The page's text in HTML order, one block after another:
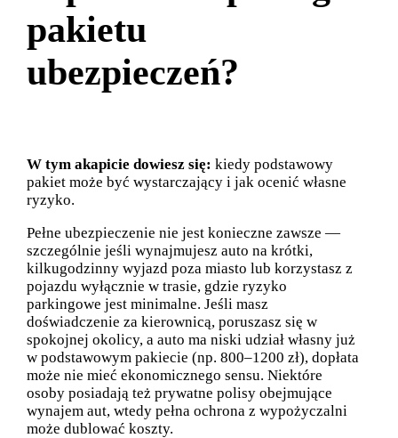
pakietu
ubezpieczeń?
W tym akapicie dowiesz się: kiedy podstawowy
pakiet może być wystarczający i jak ocenić własne
ryzyko.
Pełne ubezpieczenie nie jest konieczne zawsze —
szczególnie jeśli wynajmujesz auto na krótki,
kilkugodzinny wyjazd poza miasto lub korzystasz z
pojazdu wyłącznie w trasie, gdzie ryzyko
parkingowe jest minimalne. Jeśli masz
doświadczenie za kierownicą, poruszasz się w
spokojnej okolicy, a auto ma niski udział własny już
w podstawowym pakiecie (np. 800–1200 zł), dopłata
może nie mieć ekonomicznego sensu. Niektóre
osoby posiadają też prywatne polisy obejmujące
wynajem aut, wtedy pełna ochrona z wypożyczalni
może dublować koszty.